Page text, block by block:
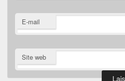
E-mail
Site web